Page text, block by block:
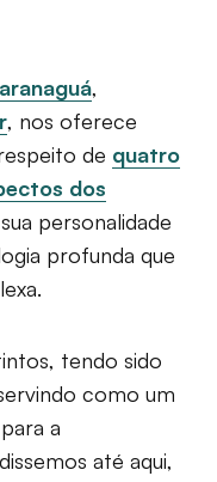
,
, nos oferece
de quatro
dos
personalidade
profunda que
tendo sido
como um
a
até aqui,